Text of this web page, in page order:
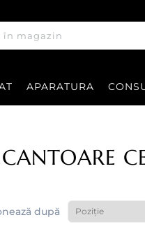
APARATURA
după